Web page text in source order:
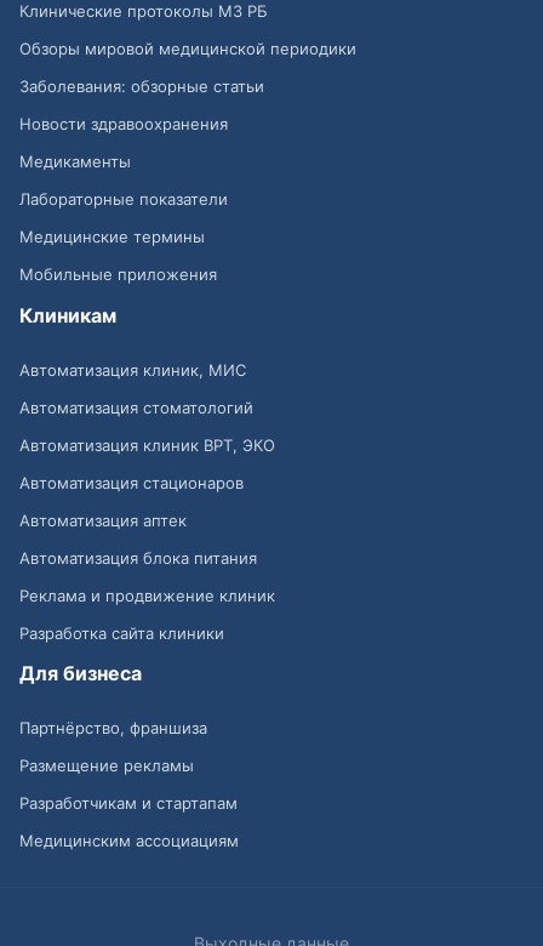
Клинические протоколы МЗ РБ
Обзоры мировой медицинской периодики
Заболевания: обзорные статьи
Новости здравоохранения
Медикаменты
Лабораторные показатели
Медицинские термины
Мобильные приложения
Клиникам
Автоматизация клиник, МИС
Автоматизация стоматологий
Автоматизация клиник ВРТ, ЭКО
Автоматизация стационаров
Автоматизация аптек
Автоматизация блока питания
Реклама и продвижение клиник
Разработка сайта клиники
Для бизнеса
Партнёрство, франшиза
Размещение рекламы
Разработчикам и стартапам
Медицинским ассоциациям